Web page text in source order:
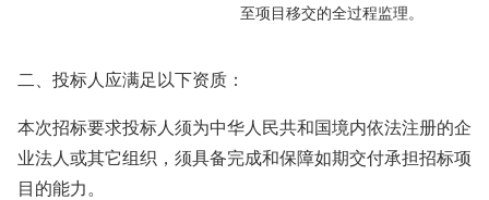
至项目移交的全过程监理。
二、投标人应满足以下资质：
本次招标要求投标人须为中华人民共和国境内依法注册的企
业法人或其它组织，须具备完成和保障如期交付承担招标项
目的能力。